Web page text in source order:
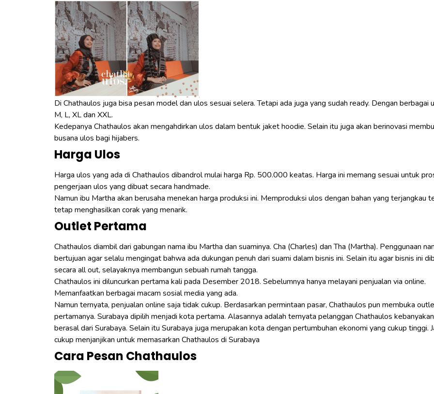
Di Chathaulos juga bisa pesan model dan ulos sesuai selera. Tetapi ada juga yang sudah ready. Dengan berbagai
M, L, XL dan XXL.
Kedepanya Chathaulos akan mengahdirkan ulos dalam bentuk jaket hoodie. Selain itu juga akan berinovasi
busana ulos bagi hijabers.
Harga Ulos
Harga ulos yang ada di Chathaulos dibandrol mulai harga Rp. 500.000 keatas. Harga ini memang sesuai untuk
pengerjaan ulos yang dibuat secara handmade.
Namun ibu Martha akan berusaha menekan harga produksi ini. Memproduksi ulos dengan bahan yang terjangkau
tetap menghasilkan corak yang menarik.
Outlet Pertama
Chathaulos diambil dari gabungan nama ibu Martha dan suaminya. Cha (Charles) dan Tha (Martha). Penggunaan
bertujuan agar selalu mengingat bahwa ada dukungan penuh dari suami dalam bisnis ini. Selain itu agar bisnis ini
secara all out, selayaknya membangun sebuah rumah tangga.
Chathaulos ini diluncurkan pertama kali pada Desember 2018. Sebelumnya hanya melayani penjualan via online.
Memanfaatkan berbagai macam sosial media yang ada.
Namun ternyata, penjualan online saja tidak cukup. Berdasarkan permintaan pasar, Chathaulos pun membuka
pertamanya. Surabaya dipilih menjadi kota pertama. Alasannya adalah ternyata pelanggan Chathaulos kebanyakan
berasal dari Surabaya. Selain itu Surabaya juga merupakan kota dengan pertumbuhan ekonomi yang cukup tinggi.
cukup menjanjikan untuk memasarkan Chathaulos di Surabaya
Cara Pesan Chathaulos